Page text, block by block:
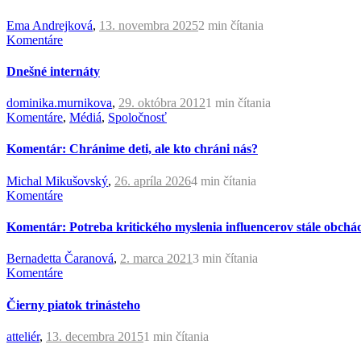
Ema Andrejková, 13. novembra 20252 min čítania
Komentáre
Dnešné internáty
dominika.murnikova, 29. októbra 20121 min čítania
Komentáre, Médiá, Spoločnosť
Komentár: Chránime deti, ale kto chráni nás?
Michal Mikušovský, 26. apríla 20264 min čítania
Komentáre
Komentár: Potreba kritického myslenia influencerov stále
Bernadetta Čaranová, 2. marca 20213 min čítania
Komentáre
Čierny piatok trinásteho
atteliér, 13. decembra 20151 min čítania